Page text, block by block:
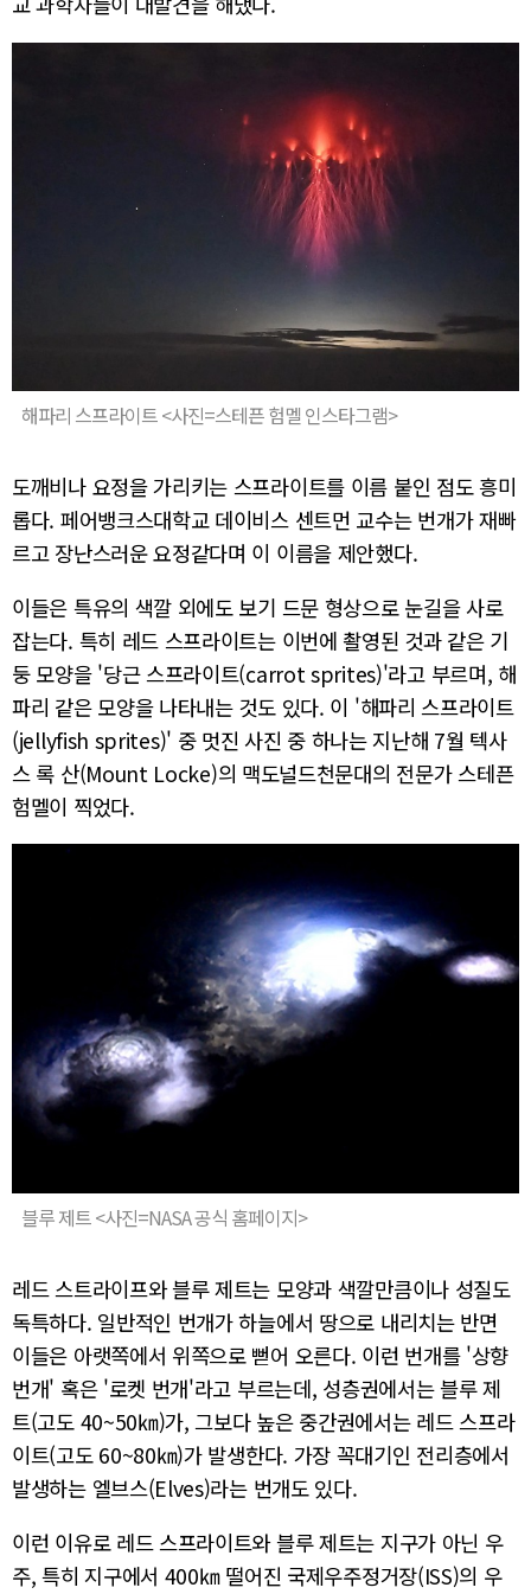
해파리 스프라이트 <사진=스테픈 험멜 인스타그램>
도깨비나 요정을 가리키는 스프라이트를 이름 붙인 점도 흥미
롭다. 페어뱅크스대학교 데이비스 센트먼 교수는 번개가 재빠
르고 장난스러운 요정같다며 이 이름을 제안했다.
이들은 특유의 색깔 외에도 보기 드문 형상으로 눈길을 사로
잡는다. 특히 레드 스프라이트는 이번에 촬영된 것과 같은 기
둥 모양을 '당근 스프라이트(carrot sprites)'라고 부르며, 해
파리 같은 모양을 나타내는 것도 있다. 이 '해파리 스프라이트
(jellyfish sprites)' 중 멋진 사진 중 하나는 지난해 7월 텍사
스 록 산(Mount Locke)의 맥도널드천문대의 전문가 스테픈
험멜이 찍었다.
블루 제트 <사진=NASA 공식 홈페이지>
레드 스트라이프와 블루 제트는 모양과 색깔만큼이나 성질도
독특하다. 일반적인 번개가 하늘에서 땅으로 내리치는 반면
이들은 아랫쪽에서 위쪽으로 뻗어 오른다. 이런 번개를 '상향
번개' 혹은 '로켓 번개'라고 부르는데, 성층권에서는 블루 제
트(고도 40~50㎞)가, 그보다 높은 중간권에서는 레드 스프라
이트(고도 60~80㎞)가 발생한다. 가장 꼭대기인 전리층에서
발생하는 엘브스(Elves)라는 번개도 있다.
이런 이유로 레드 스프라이트와 블루 제트는 지구가 아닌 우
주, 특히 지구에서 400㎞ 떨어진 국제우주정거장(ISS)의 우